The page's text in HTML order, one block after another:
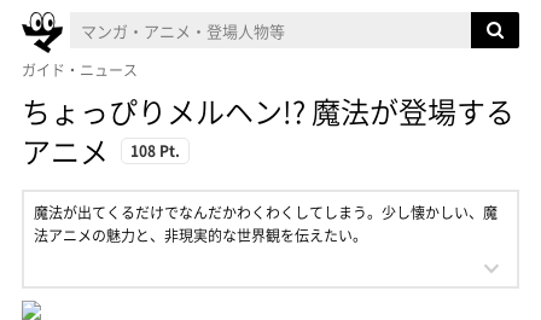
ガイド・ニュース
ちょっぴりメルヘン!? 魔法が登場する
アニメ
108 Pt.
魔法が出てくるだけでなんだかわくわくしてしまう。少し懐かしい、魔
法アニメの魅力と、非現実的な世界観を伝えたい。